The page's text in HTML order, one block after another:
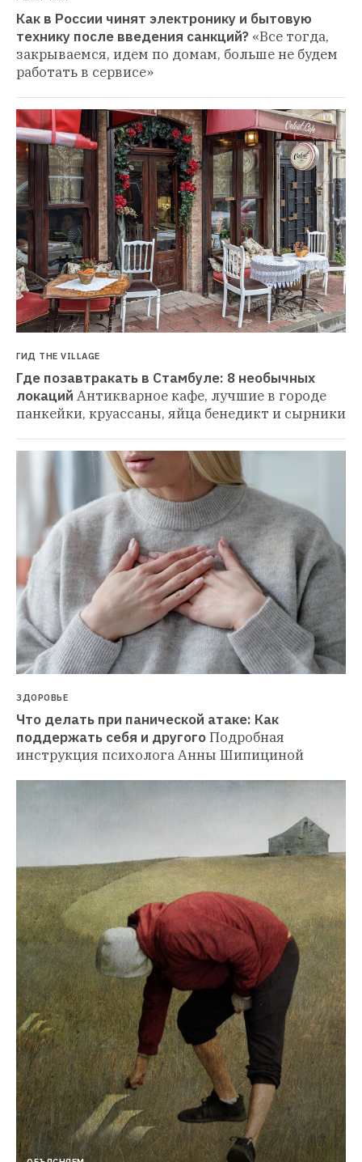
Как в России чинят электронику и бытовую
технику после введения санкций? «Все тогда,
закрываемся, идем по домам, больше не будем
работать в сервисе»
ГИД THE VILLAGE
Где позавтракать в Стамбуле: 8 необычных
локаций Антикварное кафе, лучшие в городе
панкейки, круассаны, яйца бенедикт и сырники
ЗДОРОВЬЕ
Что делать при панической атаке: Как
поддержать себя и другогоПодробная
инструкция психолога Анны Шипициной